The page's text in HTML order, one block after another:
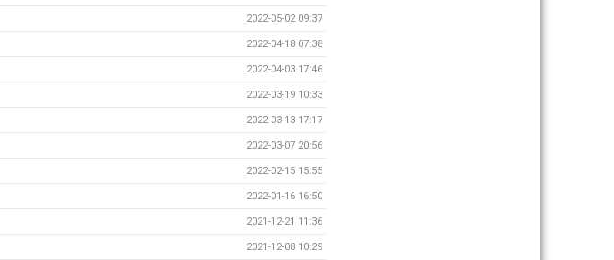
2022-05-02 09:37
2022-04-18 07:38
2022-04-03 17:46
2022-03-19 10:33
2022-03-13 17:17
2022-03-07 20:56
2022-02-15 15:55
2022-01-16 16:50
2021-12-21 11:36
2021-12-08 10:29